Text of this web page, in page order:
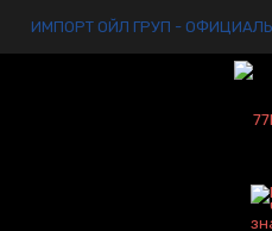
ИМПОРТ ОЙЛ ГРУП -